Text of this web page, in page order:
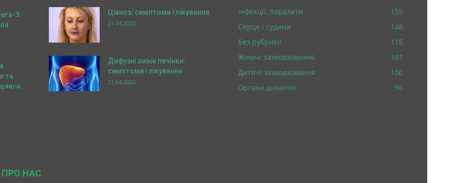
3:
та
Ціаноз: симптоми і лікування
21.04.2020
Дифузні зміни печінки:
симптоми і лікування
21.04.2020
Інфекції, паразити
155
Серце і судини
148
Без рубрики
115
Жіночі захворювання
107
Дитячі захворювання
100
Органи дихання
96
ПРО НАС